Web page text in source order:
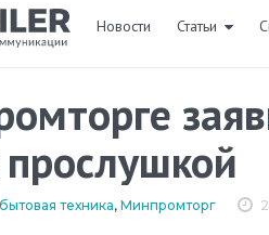
Новости Статьи
бытовая техника, Минпромторг